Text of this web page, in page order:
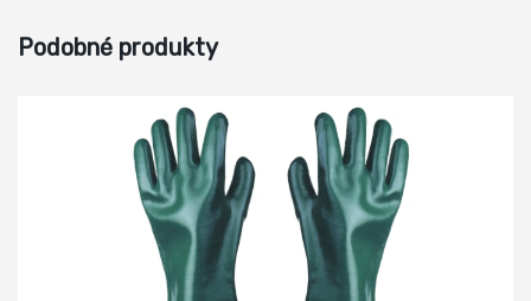
Podobné produkty